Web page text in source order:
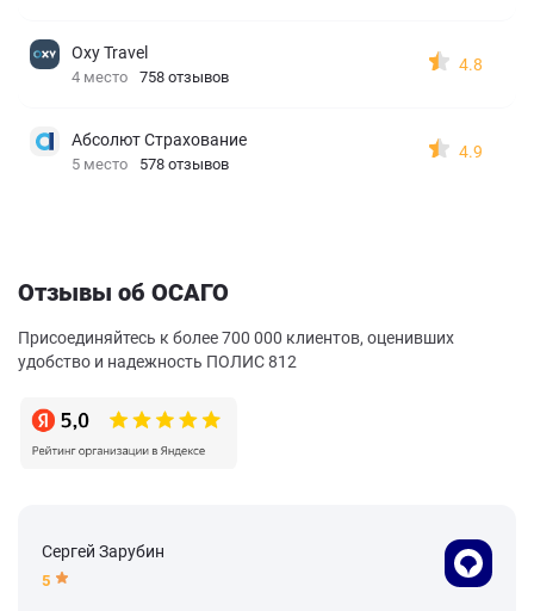
Oxy Travel
4 место 758 отзывов
4.8
Абсолют Страхование
5 место 578 отзывов
4.9
Отзывы об ОСАГО
Присоединяйтесь к более 700 000 клиентов, оценивших
удобство и надежность ПОЛИС 812
Сергей Зарубин
5